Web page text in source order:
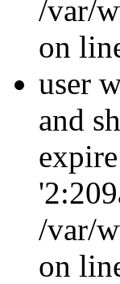
/var/
on
user
and
/var/
on